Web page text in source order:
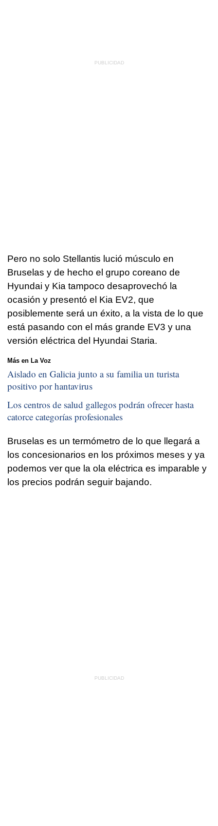
Pero no solo Stellantis lució músculo en
Bruselas y de hecho el grupo coreano de
Hyundai y Kia tampoco desaprovechó la
ocasión y presentó el Kia EV2, que
posiblemente será un éxito, a la vista de lo que
está pasando con el más grande EV3 y una
versión eléctrica del Hyundai Staria.
Más en La Voz
Aislado en Galicia junto a su familia un turista
positivo por hantavirus
Los centros de salud gallegos podrán ofrecer hasta
catorce categorías profesionales
Bruselas es un termómetro de lo que llegará a
los concesionarios en los próximos meses y ya
podemos ver que la ola eléctrica es imparable y
los precios podrán seguir bajando.